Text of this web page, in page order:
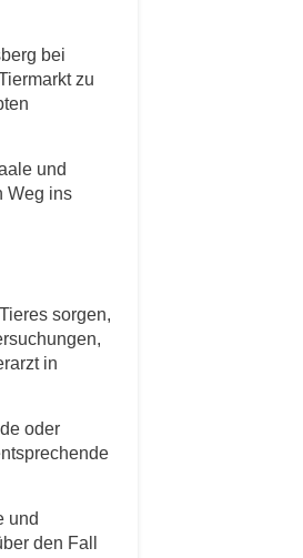
bei
zu
und
Weg ins
sorgen,
in
oder
und
den Fall